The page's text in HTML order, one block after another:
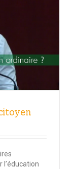
l’éducation